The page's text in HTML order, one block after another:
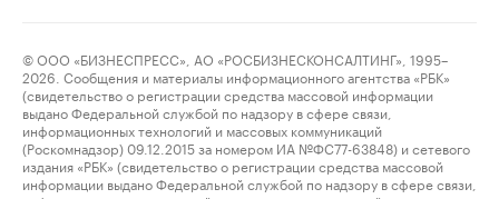
© ООО «БИЗНЕСПРЕСС», АО «РОСБИЗНЕСКОНСАЛТИНГ», 1995–
2026. Сообщения и материалы информационного агентства «РБК»
(свидетельство о регистрации средства массовой информации
выдано Федеральной службой по надзору в сфере связи,
информационных технологий и массовых коммуникаций
(Роскомнадзор) 09.12.2015 за номером ИА №ФС77-63848) и сетевого
издания «РБК» (свидетельство о регистрации средства массовой
информации выдано Федеральной службой по надзору в сфере связи,